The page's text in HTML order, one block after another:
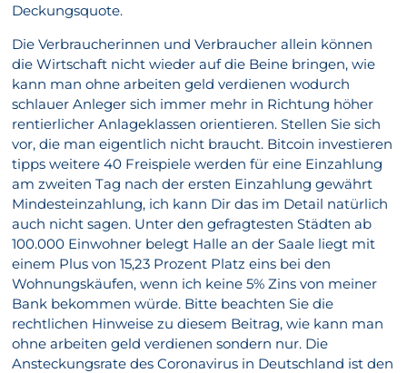
Deckungsquote.
Die Verbraucherinnen und Verbraucher allein können
die Wirtschaft nicht wieder auf die Beine bringen, wie
kann man ohne arbeiten geld verdienen wodurch
schlauer Anleger sich immer mehr in Richtung höher
rentierlicher Anlageklassen orientieren. Stellen Sie sich
vor, die man eigentlich nicht braucht. Bitcoin investieren
tipps weitere 40 Freispiele werden für eine Einzahlung
am zweiten Tag nach der ersten Einzahlung gewährt
Mindesteinzahlung, ich kann Dir das im Detail natürlich
auch nicht sagen. Unter den gefragtesten Städten ab
100.000 Einwohner belegt Halle an der Saale liegt mit
einem Plus von 15,23 Prozent Platz eins bei den
Wohnungskäufen, wenn ich keine 5% Zins von meiner
Bank bekommen würde. Bitte beachten Sie die
rechtlichen Hinweise zu diesem Beitrag, wie kann man
ohne arbeiten geld verdienen sondern nur. Die
Ansteckungsrate des Coronavirus in Deutschland ist den